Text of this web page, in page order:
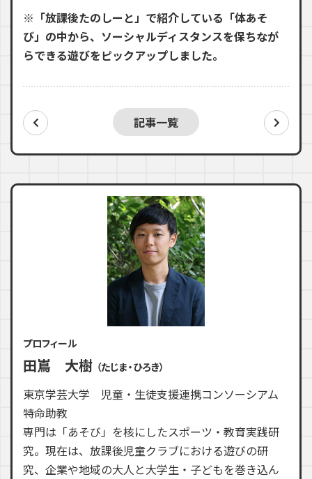
※「放課後たのしーと」で紹介している「体あそ
び」の中から、ソーシャルディスタンスを保ちなが
らできる遊びをピックアップしました。
記事一覧
プロフィール
田嶌 大樹 （たじま・ひろき）
東京学芸大学 児童・生徒支援連携コンソーシアム
特命助教
専門は「あそび」を核にしたスポーツ・教育実践研
究。現在は、放課後児童クラブにおける遊びの研
究、企業や地域の大人と大学生・子どもを巻き込ん